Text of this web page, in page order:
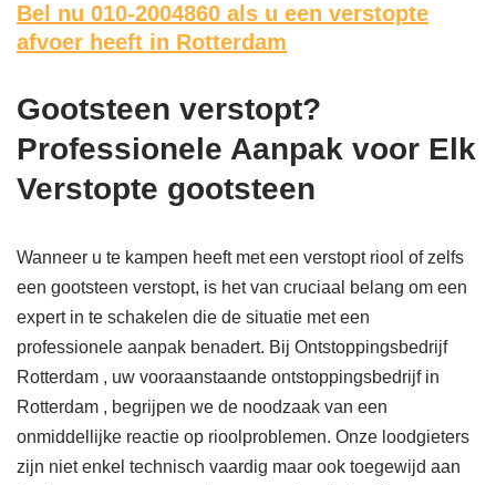
Bel nu 010-2004860 als u een verstopte
afvoer heeft in Rotterdam
Gootsteen verstopt?
Professionele Aanpak voor Elk
Verstopte gootsteen
Wanneer u te kampen heeft met een verstopt riool of zelfs
een gootsteen verstopt, is het van cruciaal belang om een
expert in te schakelen die de situatie met een
professionele aanpak benadert. Bij Ontstoppingsbedrijf
Rotterdam , uw vooraanstaande ontstoppingsbedrijf in
Rotterdam , begrijpen we de noodzaak van een
onmiddellijke reactie op rioolproblemen. Onze loodgieters
zijn niet enkel technisch vaardig maar ook toegewijd aan